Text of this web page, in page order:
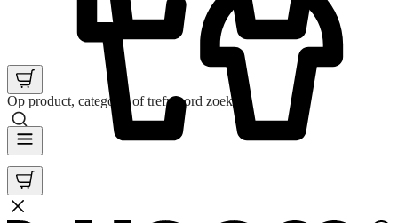
Op product, categorie of trefwoord zoeken